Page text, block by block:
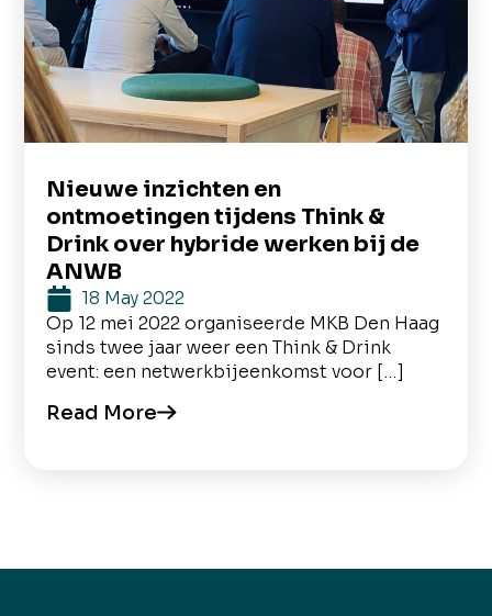
Nieuwe inzichten en
ontmoetingen tijdens Think &
Drink over hybride werken bij de
ANWB
18 May 2022
Op 12 mei 2022 organiseerde MKB Den Haag
sinds twee jaar weer een Think & Drink
event: een netwerkbijeenkomst voor […]
Read More